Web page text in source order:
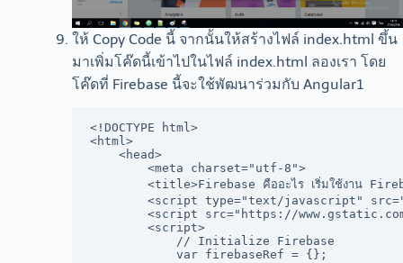
ให้ Copy Code นี้ จากนั้นให้สร้างไฟล์ index.html ขึ้น
มาเพิ่มโค๊ดนี้เข้าไปในไฟล์ index.html ลองเรา โดย
โค๊ดที่ Firebase นี้จะใช้พัฒนาร่วมกับ Angular1
<!DOCTYPE html>
<html>
    <head>
        <meta charset="utf-8">
<title>Firebase คืออะไร เริ่มใช้งาน
<script type="text/javascript"
<script src="https://
        <script>
            // Initialize Firebase
            var firebaseRef = {};